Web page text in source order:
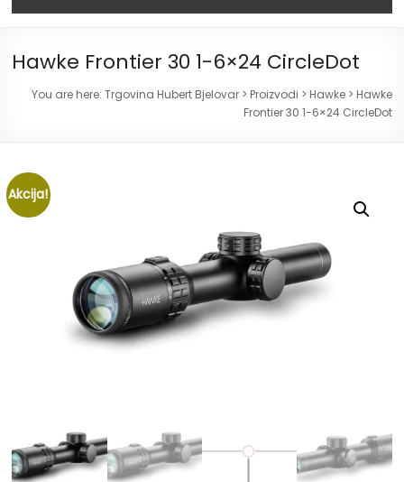
Hawke Frontier 30 1-6×24 CircleDot
You are here: Trgovina Hubert Bjelovar> Proizvodi > Hawke> Hawke
Frontier 30 1-6×24 CircleDot
Akcija!